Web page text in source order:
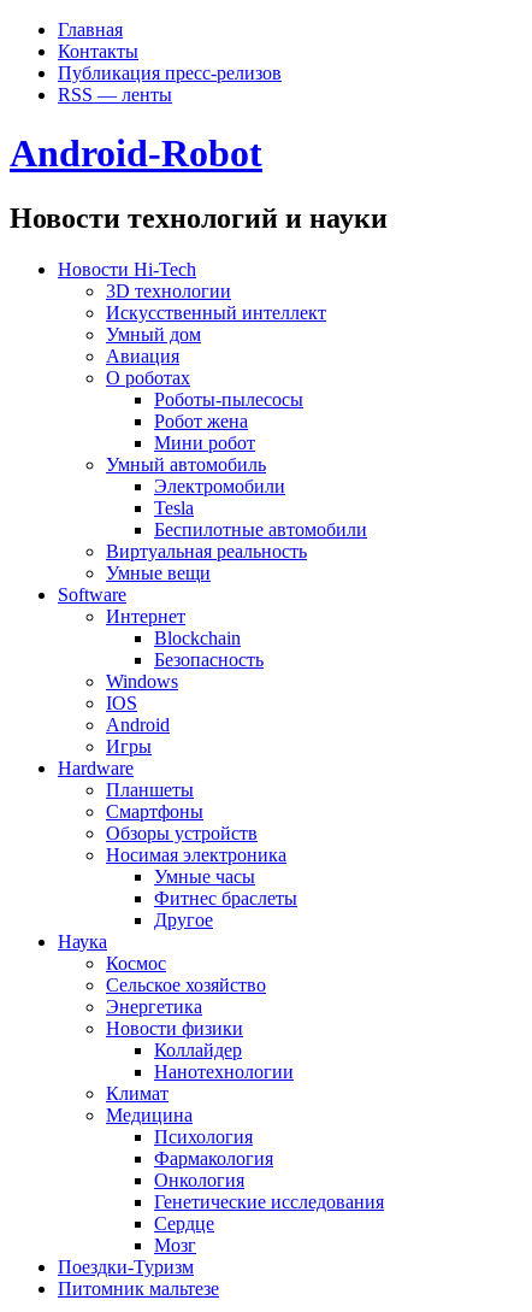
Главная
Контакты
Публикация пресс-релизов
RSS — ленты
Android-Robot
Новости технологий и науки
Новости Hi-Tech
3D технологии
Искусственный интеллект
Умный дом
Авиация
О роботах
Роботы-пылесосы
Робот жена
Мини робот
Умный автомобиль
Электромобили
Tesla
Беспилотные автомобили
Виртуальная реальность
Умные вещи
Software
Интернет
Blockchain
Безопасность
Windows
IOS
Android
Игры
Hardware
Планшеты
Смартфоны
Обзоры устройств
Носимая электроника
Умные часы
Фитнес браслеты
Другое
Наука
Космос
Сельское хозяйство
Энергетика
Новости физики
Коллайдер
Нанотехнологии
Климат
Медицина
Психология
Фармакология
Онкология
Генетические исследования
Сердце
Мозг
Поездки-Туризм
Питомник мальтезе